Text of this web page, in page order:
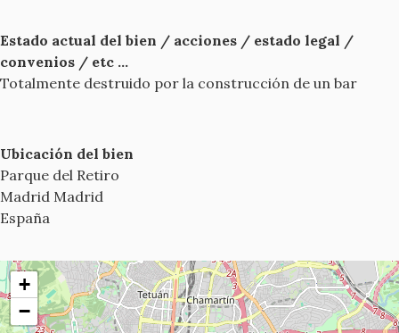
Estado actual del bien / acciones / estado legal /
convenios / etc ...
Totalmente destruido por la construcción de un bar
Ubicación del bien
Parque del Retiro
Madrid Madrid
España
+
−